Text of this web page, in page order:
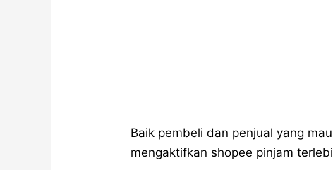
Baik pembeli dan penjual yang
mengaktifkan shopee pinjam